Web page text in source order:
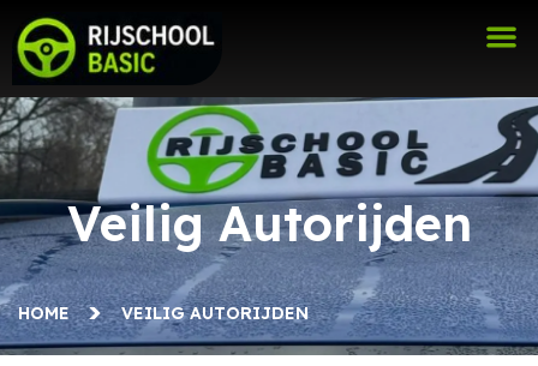
Veilig Autorijden
HOME VEILIG AUTORIJDEN